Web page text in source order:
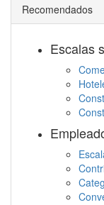
Recomendados
Escalas